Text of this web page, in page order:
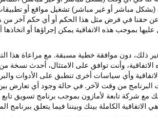
(بشكل مباشر أو غير مباشر) تشغيل مواقع أو
حقنا في فرض مثل هذا الحكم أو أي حكم آخر من
بموجب هذه الاتفاقية يمكن إجراؤها أو اتخاذها
ذلك، دون موافقة خطية مسبقة. مع مراعاة هذا
وأنت توافق على الامتثال، أحدث نسخة
وأي سياسات أخرى تنطبق على الأدوات
من وقت لآخر. في حالة وجود أي تعارض
مع شركة تابعة لأمازون بموجب برنامج تسويق
الكاملة بينك وبيننا فيما يتعلق